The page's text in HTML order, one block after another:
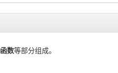
函数等部分组成。